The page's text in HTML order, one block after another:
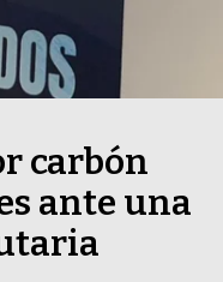
carbón
ante una